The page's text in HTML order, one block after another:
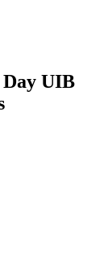
UIB